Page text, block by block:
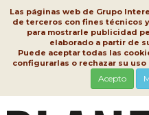
Las páginas web de Grupo
de terceros con fines técnicos
para mostrarle publicidad
elaborado a partir de
Puede aceptar todas las
configurarlas o rechazar su uso
Acepto